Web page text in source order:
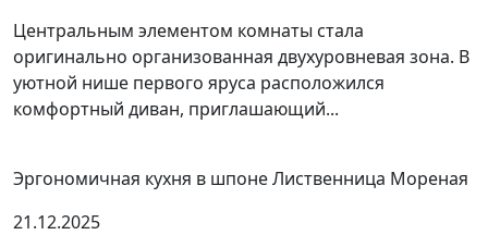
Центральным элементом комнаты стала
оригинально организованная двухуровневая зона. В
уютной нише первого яруса расположился
комфортный диван, приглашающий...
Эргономичная кухня в шпоне Лиственница Мореная
21.12.2025